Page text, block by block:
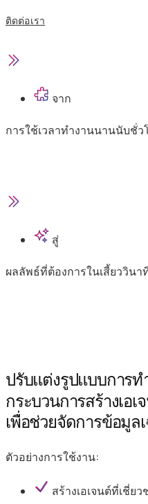
ติดต่อเรา
จาก
การใช้เวลาทำงานนานนับชั่ว
สู่
ผลลัพธ์ที่ต้องการในเสี้ยววินา
ปรับแต่งรูปแบบการ
กระบวนการสร้างเอ
เพื่อช่วยจัดการข้อมูล
ตัวอย่างการใช้งาน:
สร้างเอเจนต์ที่เชี่ย